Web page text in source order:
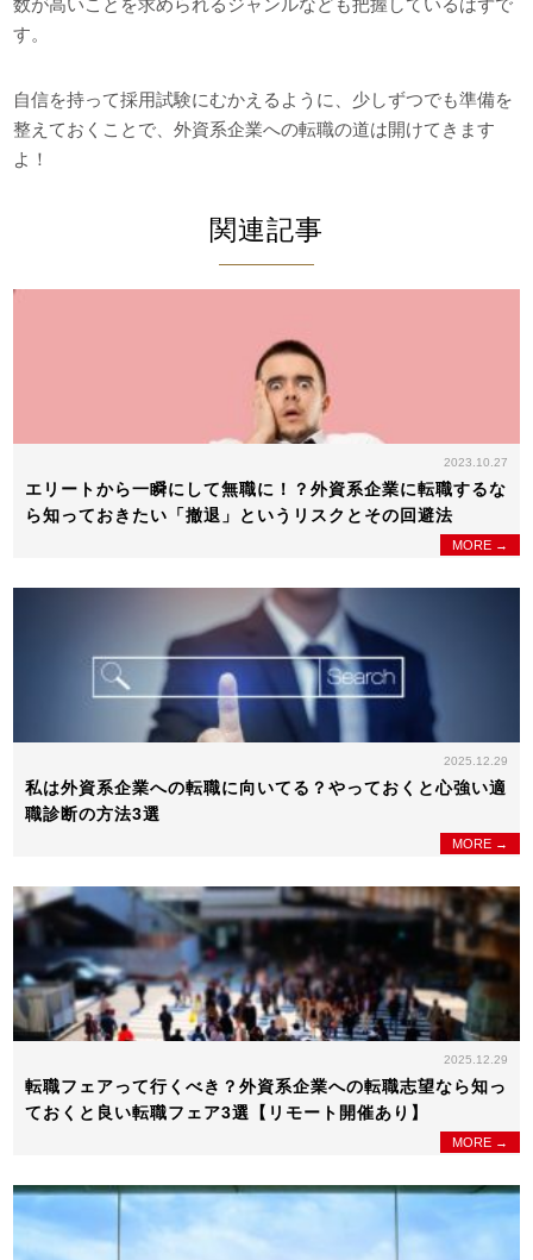
数が高いことを求められるジャンルなども把握しているはずで
す。
自信を持って採用試験にむかえるように、少しずつでも準備を
整えておくことで、外資系企業への転職の道は開けてきます
よ！
関連記事
2023.10.27
エリートから一瞬にして無職に！？外資系企業に転職するな
ら知っておきたい「撤退」というリスクとその回避法
MORE →
2025.12.29
私は外資系企業への転職に向いてる？やっておくと心強い適
職診断の方法3選
MORE →
2025.12.29
転職フェアって行くべき？外資系企業への転職志望なら知っ
ておくと良い転職フェア3選【リモート開催あり】
MORE →